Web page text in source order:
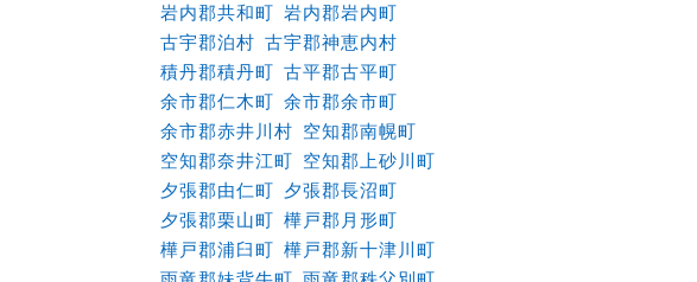
岩内郡共和町 岩内郡岩内町
古宇郡泊村 古宇郡神恵内村
積丹郡積丹町 古平郡古平町
余市郡仁木町 余市郡余市町
余市郡赤井川村 空知郡南幌町
空知郡奈井江町 空知郡上砂川町
夕張郡由仁町 夕張郡長沼町
夕張郡栗山町 樺戸郡月形町
樺戸郡浦臼町 樺戸郡新十津川町